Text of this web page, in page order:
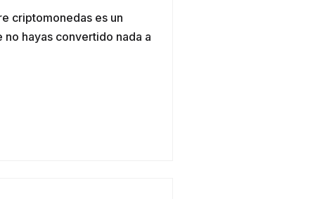
criptomonedas es un
hayas convertido nada a